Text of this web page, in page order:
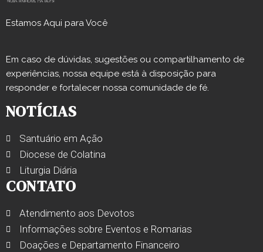
Estamos Aqui para Você
Em caso de dúvidas, sugestões ou compartilhamento de
experiências, nossa equipe está à disposição para
responder e fortalecer nossa comunidade de fé.
NOTÍCIAS
Santuário em Ação
Diocese de Colatina
Liturgia Diária
CONTATO
Atendimento aos Devotos
Informações sobre Eventos e Romarias
Doações e Departamento Financeiro